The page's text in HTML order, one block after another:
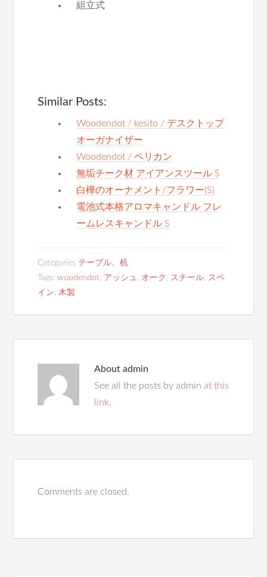
組立式
Similar Posts:
Woodendot / kesito / デスクトップ
オーガナイザー
Woodendot / ペリカン
無垢チーク材 アイアンスツール S
白樺のオーナメント/フラワー(S)
電池式本格アロマキャンドル フレ
ームレスキャンドル S
Categories テーブル、机
Tags:woodendot, アッシュ , オーク , スチール, スペ
イン,木製
About admin
See all the posts by adminat this
link.
Comments are closed.